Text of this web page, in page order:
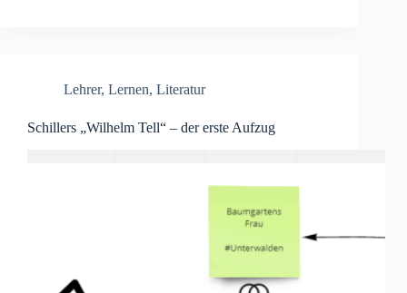
Lehrer, Lernen, Literatur
Schillers „Wilhelm Tell“ – der erste Aufzug